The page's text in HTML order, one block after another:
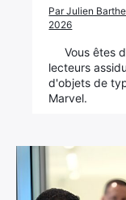
Par Julien
2026
Vous êtes
lecteurs
d'objets de
Marvel.